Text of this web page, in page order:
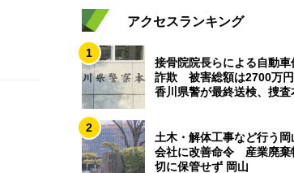
アクセスランキング
1
接骨院院長らによる自動車
詐欺 被害総額は2700万
香川県警が最終送検、捜査
2
土木・解体工事など行う岡
会社に改善命令 産業廃棄
切に保管せず 岡山